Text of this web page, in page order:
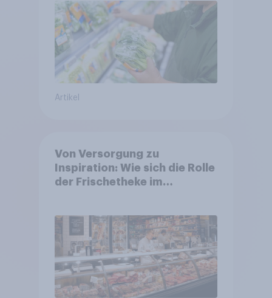
Artikel
Von Versorgung zu
Inspiration: Wie sich die Rolle
der Frischetheke im